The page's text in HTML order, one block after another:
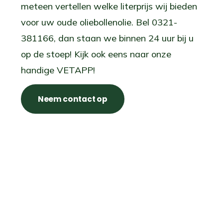
meteen vertellen welke literprijs wij bieden
voor uw oude oliebollenolie. Bel 0321-
381166, dan staan we binnen 24 uur bij u
op de stoep! Kijk ook eens naar onze
handige VETAPP!
Neem contact op